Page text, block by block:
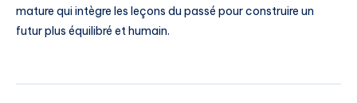
mature qui intègre les leçons du passé pour construire un
futur plus équilibré et humain.